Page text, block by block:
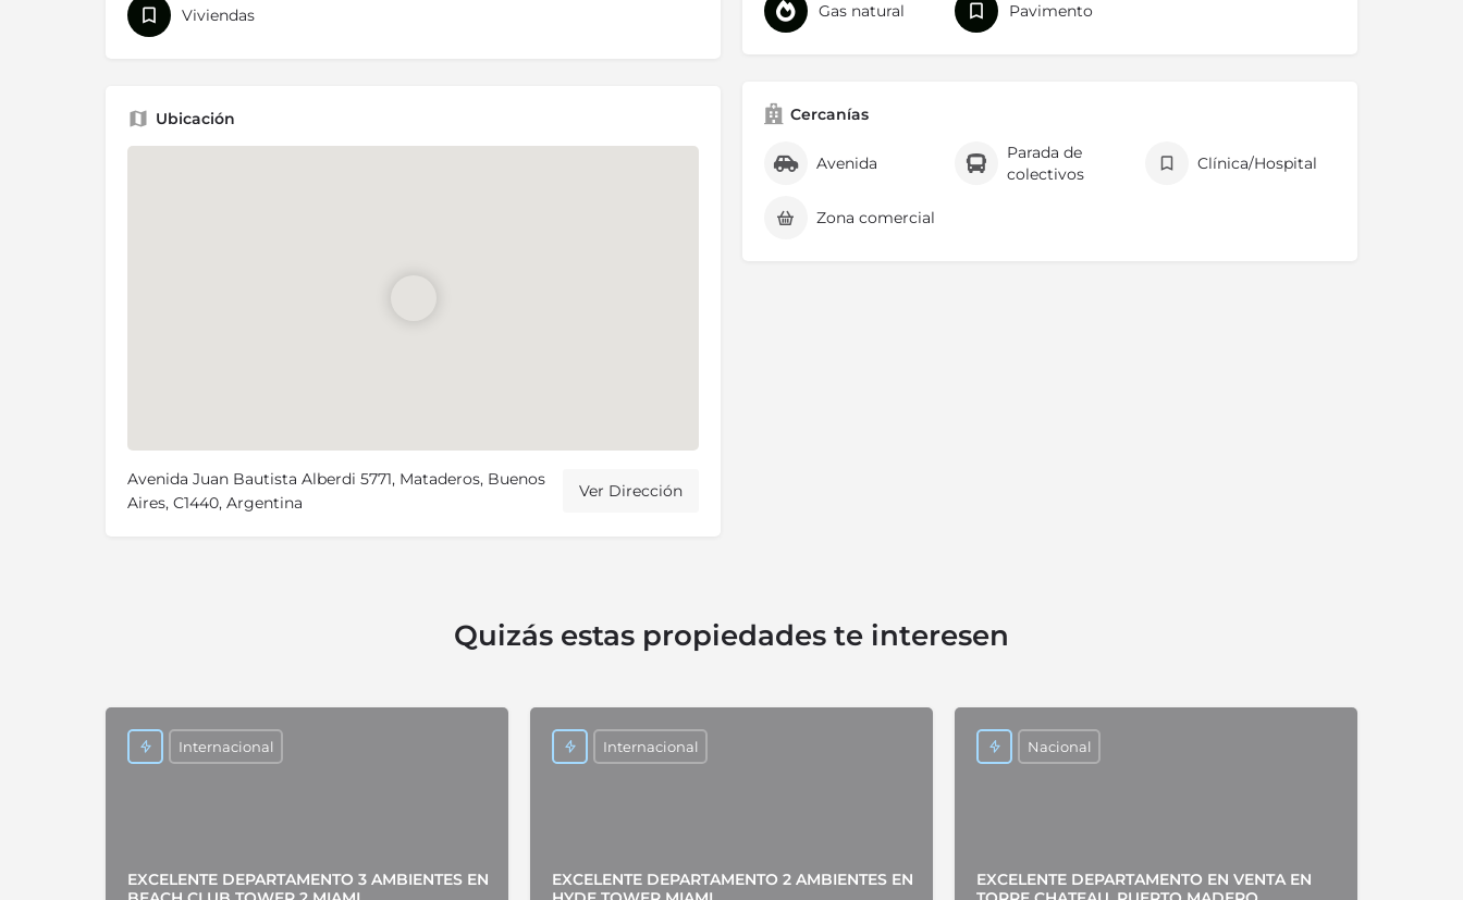
Viviendas
Ubicación
Avenida Juan Bautista Alberdi 5771, Mataderos, Buenos
Aires, C1440, Argentina
Ver Dirección
Gas natural Pavimento
Cercanías
Avenida
Parada de
colectivos
Clínica/Hospital
Zona comercial
Quizás estas propiedades te interesen
EXCELENTE DEPARTAMENTO 3 AMBIENTES EN
Internacional
EXCELENTE DEPARTAMENTO 2 AMBIENTES EN
Internacional
EXCELENTE DEPARTAMENTO EN VENTA EN
Nacional